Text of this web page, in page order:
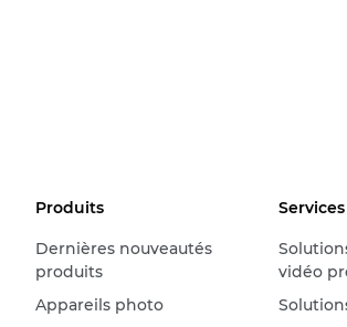
Produits
Dernières nouveautés
produits
Appareils photo
vidéo